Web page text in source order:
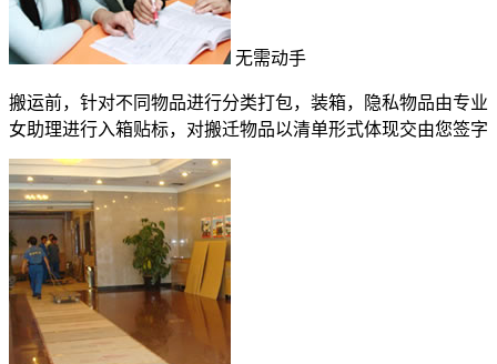
无需动手
搬运前，针对不同物品进行分类打包，装箱，隐私物品由专业
女助理进行入箱贴标，对搬迁物品以清单形式体现交由您签字